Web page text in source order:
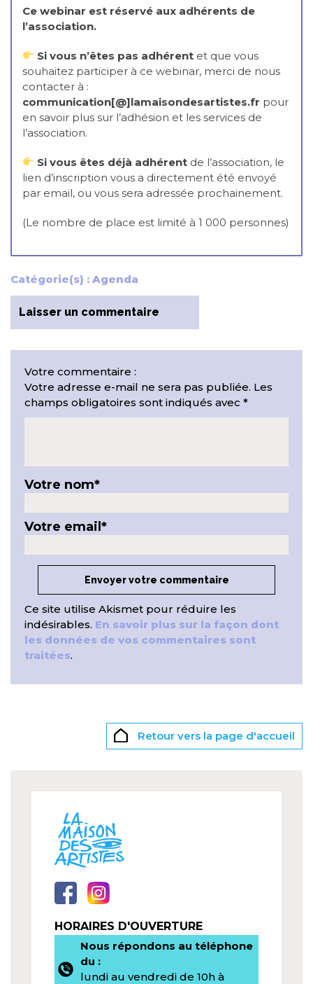
Ce webinar est réservé aux adhérents de
l’association.
Si vous n’êtes pas adhérent et que vous
souhaitez participer à ce webinar, merci de nous
contacter à :
communication[@]lamaisondesartistes.fr pour
en savoir plus sur l’adhésion et les services de
l’association.
Si vous êtes déjà adhérent de l’association, le
lien d’inscription vous a directement été envoyé
par email, ou vous sera adressée prochainement.
(Le nombre de place est limité à 1 000 personnes)
Catégorie(s) : Agenda
Laisser un commentaire
Votre commentaire :
Votre adresse e-mail ne sera pas publiée. Les
champs obligatoires sont indiqués avec *
Votre nom*
Votre email *
Ce site utilise Akismet pour réduire les
indésirables. En savoir plus sur la façon dont
les données de vos commentaires sont
traitées.
Retour vers la page d'accueil
HORAIRES D'OUVERTURE
Nous répondons au téléphone
du :
lundi au vendredi de 10h à